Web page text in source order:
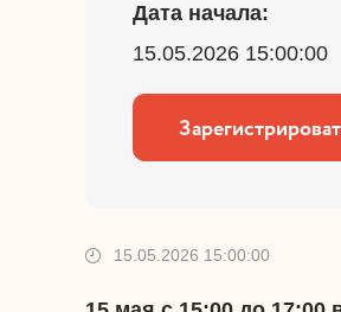
Дата начала:
15.05.2026 15:00:00
15.05.2026 15:00:00